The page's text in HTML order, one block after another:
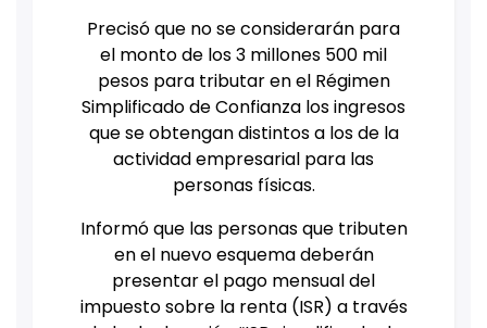
Precisó que no se considerarán para
el monto de los 3 millones 500 mil
pesos para tributar en el Régimen
Simplificado de Confianza los ingresos
que se obtengan distintos a los de la
actividad empresarial para las
personas físicas.
Informó que las personas que tributen
en el nuevo esquema deberán
presentar el pago mensual del
impuesto sobre la renta (ISR) a través